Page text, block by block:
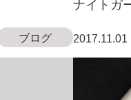
ブログ
ナイトガ
2017.11.01